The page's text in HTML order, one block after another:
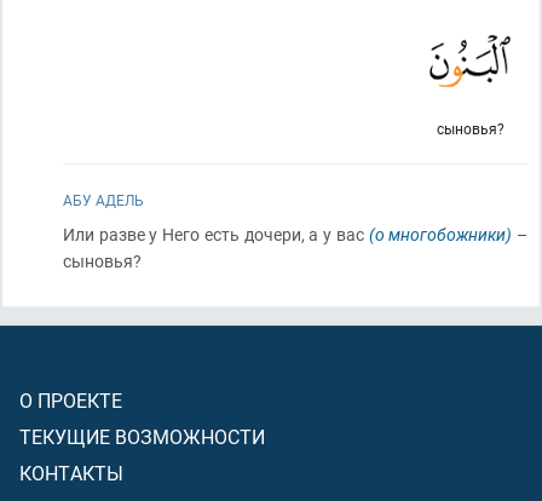
сыновья?
АБУ АДЕЛЬ
Или разве у Него есть дочери, а у вас (о многобожники) –
сыновья?
О ПРОЕКТЕ
ТЕКУЩИЕ ВОЗМОЖНОСТИ
КОНТАКТЫ